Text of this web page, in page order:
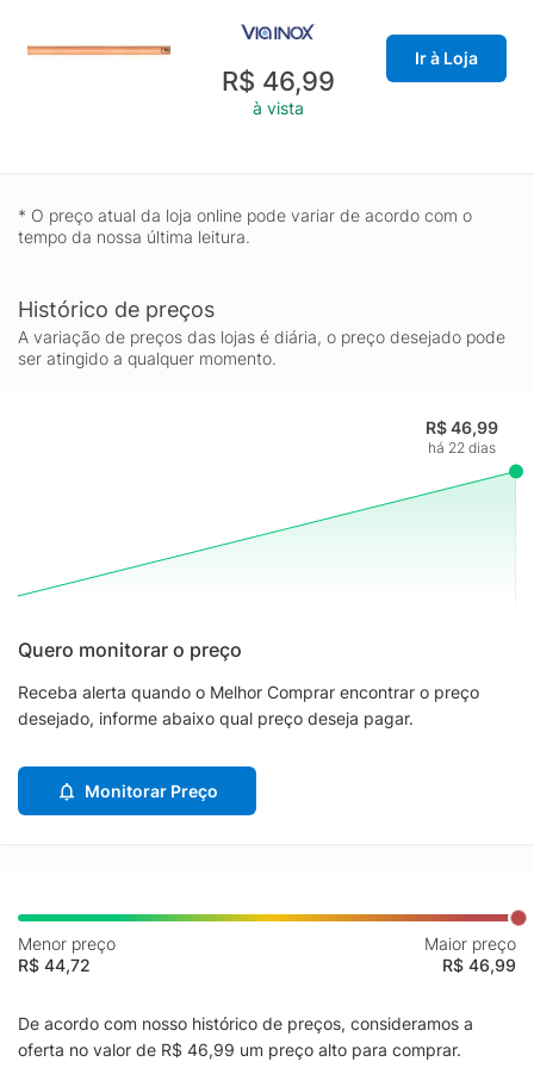
camada protetora em verniz incolor realça sua tonalidade,
concedendo brilho e um toque mais liso ao produto.
R$ 46,99
à vista
Ir à Loja
* O preço atual da loja online pode variar de acordo com o
tempo da nossa última leitura.
Histórico de preços
A variação de preços das lojas é diária, o preço desejado pode
ser atingido a qualquer momento.
R$ 46,99
há 22 dias
Quero monitorar o preço
Receba alerta quando o Melhor Comprar encontrar o preço
desejado, informe abaixo qual preço deseja pagar.
Monitorar Preço
Menor preço
R$ 44,72
Maior preço
R$ 46,99
De acordo com nosso histórico de preços, consideramos a
oferta no valor de R$ 46,99 um preço alto para comprar.